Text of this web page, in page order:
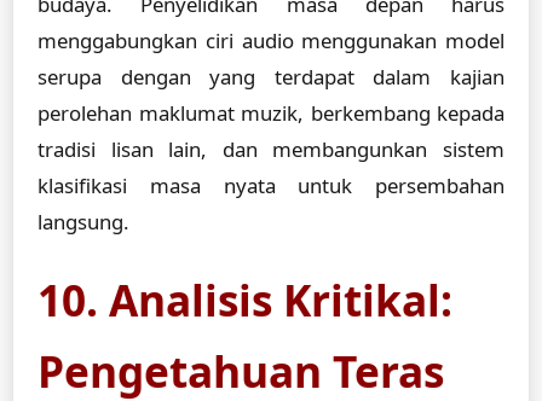
menggabungkan ciri audio menggunakan model
serupa dengan yang terdapat dalam kajian
perolehan maklumat muzik, berkembang kepada
tradisi lisan lain, dan membangunkan sistem
klasifikasi masa nyata untuk persembahan
langsung.
10. Analisis Kritikal:
Pengetahuan Teras